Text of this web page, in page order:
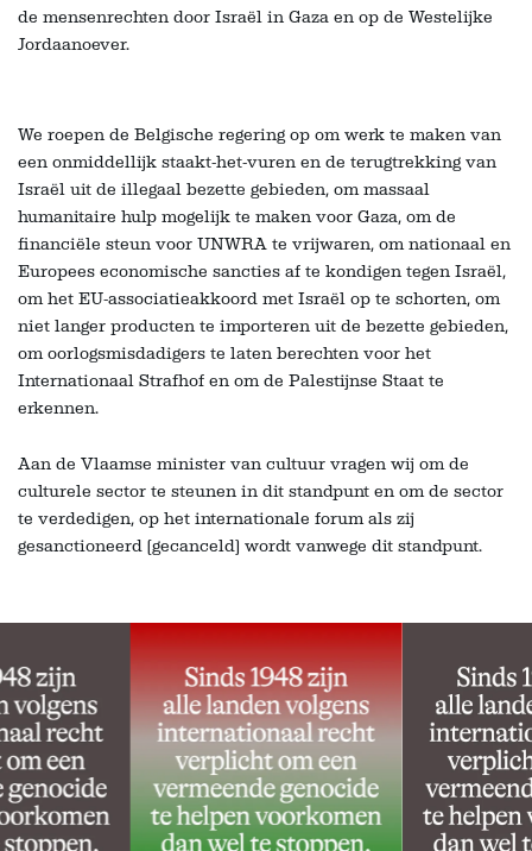
de mensenrechten door Israël in Gaza en op de Westelijke
Jordaanoever.
We roepen de Belgische regering op om werk te maken van
een onmiddellijk staakt-het-vuren en de terugtrekking van
Israël uit de illegaal bezette gebieden, om massaal
humanitaire hulp mogelijk te maken voor Gaza, om de
financiële steun voor UNWRA te vrijwaren, om nationaal en
Europees economische sancties af te kondigen tegen Israël,
om het EU-associatieakkoord met Israël op te schorten, om
niet langer producten te importeren uit de bezette gebieden,
om oorlogsmisdadigers te laten berechten voor het
Internationaal Strafhof en om de Palestijnse Staat te
erkennen.
Aan de Vlaamse minister van cultuur vragen wij om de
culturele sector te steunen in dit standpunt en om de sector
te verdedigen, op het internationale forum als zij
gesanctioneerd (gecanceld) wordt vanwege dit standpunt.